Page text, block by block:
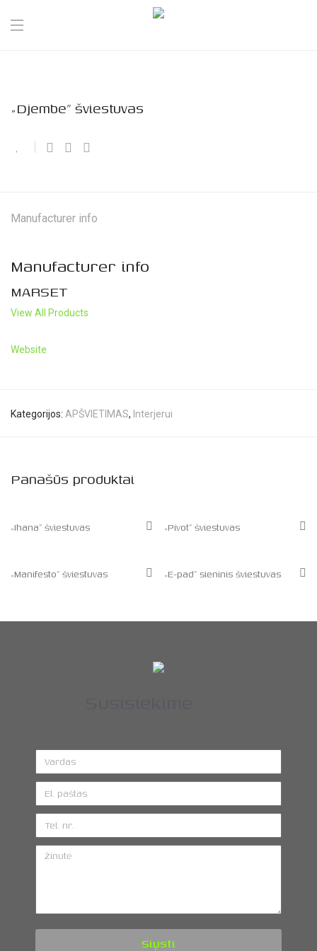
„Djembe” šviestuvas
Manufacturer info
Manufacturer info
MARSET
View All Products
Website
Kategorijos: APŠVIETIMAS, Interjerui
Panašūs produktai
„Ihana” šviestuvas „Pivot” šviestuvas
„Manifesto” šviestuvas „E-pad” sieninis šviestuvas
Siųsti